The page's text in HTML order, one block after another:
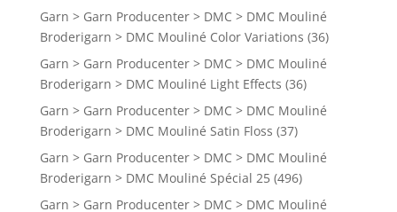
Garn > Garn Producenter > DMC > DMC Mouliné
Broderigarn > DMC Mouliné Color Variations (36)
Garn > Garn Producenter > DMC > DMC Mouliné
Broderigarn > DMC Mouliné Light Effects (36)
Garn > Garn Producenter > DMC > DMC Mouliné
Broderigarn > DMC Mouliné Satin Floss (37)
Garn > Garn Producenter > DMC > DMC Mouliné
Broderigarn > DMC Mouliné Spécial 25 (496)
Garn > Garn Producenter > DMC > DMC Mouliné